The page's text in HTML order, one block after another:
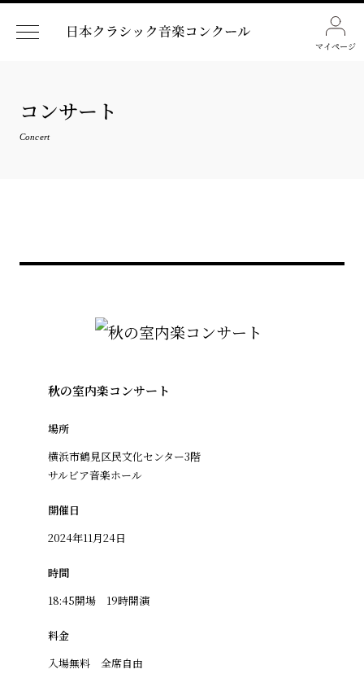
マイページ
コンサート
Concert
秋の室内楽コンサート
場所
横浜市鶴見区民文化センター3階
サルビア音楽ホール
開催日
2024年11月24日
時間
18:45開場 19時開演
料金
入場無料 全席自由